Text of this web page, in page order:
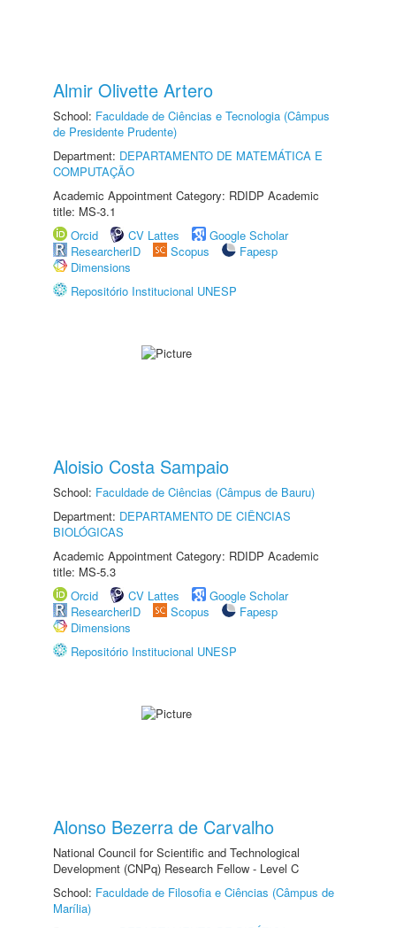
Almir Olivette Artero
School: Faculdade de Ciências e Tecnologia (Câmpus
de Presidente Prudente)
Department: DEPARTAMENTO DE MATEMÁTICA E
COMPUTAÇÃO
Academic Appointment Category: RDIDP Academic
title: MS-3.1
Orcid
CV Lattes
Google Scholar
ResearcherID
Scopus
Fapesp
Dimensions
Repositório Institucional UNESP
Aloisio Costa Sampaio
School: Faculdade de Ciências (Câmpus de Bauru)
Department: DEPARTAMENTO DE CIÊNCIAS
BIOLÓGICAS
Academic Appointment Category: RDIDP Academic
title: MS-5.3
Orcid
CV Lattes
Google Scholar
ResearcherID
Scopus
Fapesp
Dimensions
Repositório Institucional UNESP
Alonso Bezerra de Carvalho
National Council for Scientific and Technological
Development (CNPq) Research Fellow - Level C
School: Faculdade de Filosofia e Ciências (Câmpus de
Marília)